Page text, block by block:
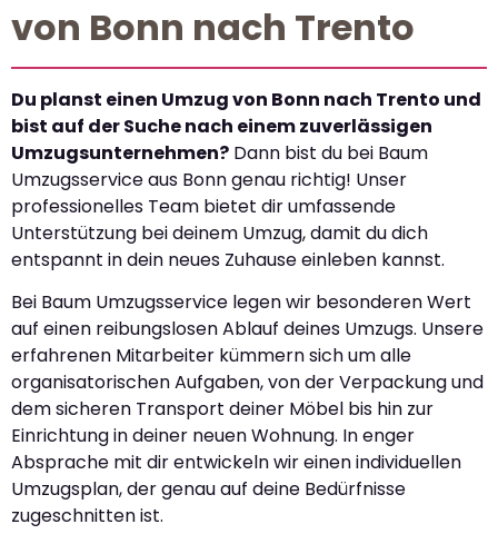
von Bonn nach Trento
Du planst einen Umzug von Bonn nach Trento und
bist auf der Suche nach einem zuverlässigen
Umzugsunternehmen? Dann bist du bei Baum
Umzugsservice aus Bonn genau richtig! Unser
professionelles Team bietet dir umfassende
Unterstützung bei deinem Umzug, damit du dich
entspannt in dein neues Zuhause einleben kannst.
Bei Baum Umzugsservice legen wir besonderen Wert
auf einen reibungslosen Ablauf deines Umzugs. Unsere
erfahrenen Mitarbeiter kümmern sich um alle
organisatorischen Aufgaben, von der Verpackung und
dem sicheren Transport deiner Möbel bis hin zur
Einrichtung in deiner neuen Wohnung. In enger
Absprache mit dir entwickeln wir einen individuellen
Umzugsplan, der genau auf deine Bedürfnisse
zugeschnitten ist.